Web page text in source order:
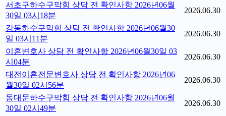
서초구하수구막힘 상담 전 확인사항 2026년06월
30일 03시18분
2026.06.30
강동하수구막힘 상담 전 확인사항 2026년06월30
일 03시11분
2026.06.30
이혼변호사 상담 전 확인사항 2026년06월30일 03
시04분
2026.06.30
대전이혼전문변호사 상담 전 확인사항 2026년06
월30일 02시56분
2026.06.30
동대문하수구막힘 상담 전 확인사항 2026년06월
30일 02시49분
2026.06.30